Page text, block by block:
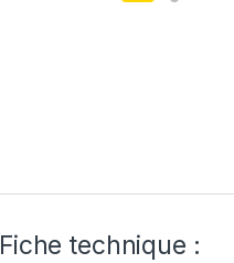
Fiche technique :